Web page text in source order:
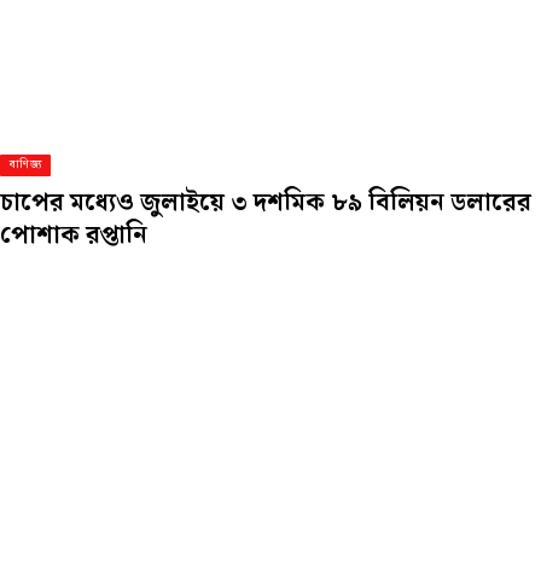
বাণিজ্য
চাপের মধ্যেও জুলাইয়ে ৩ দশমিক ৮৯ বিলিয়ন ডলারের
পোশাক রপ্তানি